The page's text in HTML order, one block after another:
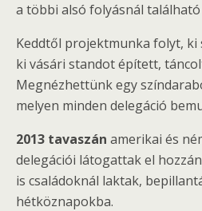
a többi alsó folyásnál
Keddtől projektmunka folyt,
ki vásári standot épített,
Megnézhettünk egy
melyen minden delegáció
2013 tavaszán amerikai és
delegációi látogattak el
is családoknál laktak,
hétköznapokba.